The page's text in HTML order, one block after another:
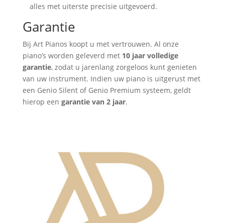
alles met uiterste precisie uitgevoerd.
Garantie
Bij Art Pianos koopt u met vertrouwen. Al onze
piano’s worden geleverd met 10 jaar volledige
garantie, zodat u jarenlang zorgeloos kunt genieten
van uw instrument. Indien uw piano is uitgerust met
een Genio Silent of Genio Premium systeem, geldt
hierop een garantie van 2 jaar.